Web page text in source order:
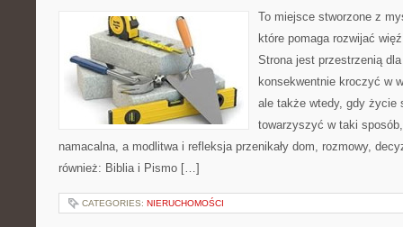
To miejsce stworzone z
które pomaga rozwijać
Strona jest przestrzenią
konsekwentnie kroczyć w
ale także wtedy, gdy życie
towarzyszyć w taki
namacalna, a modlitwa i refleksja przenikały dom, rozmowy,
również: Biblia i Pismo […]
CATEGORIES: NIERUCHOMOŚCI